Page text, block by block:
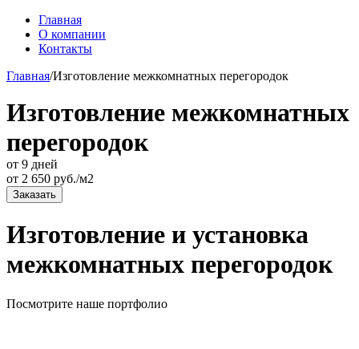
Главная
О компании
Контакты
Главная/Изготовление межкомнатных перегородок
Изготовление межкомнатных
перегородок
от 9 дней
от 2 650 руб./м2
Заказать
Изготовление и установка
межкомнатных перегородок
Посмотрите наше портфолио